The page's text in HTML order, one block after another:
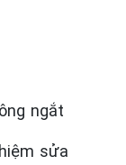
ngắt
sửa